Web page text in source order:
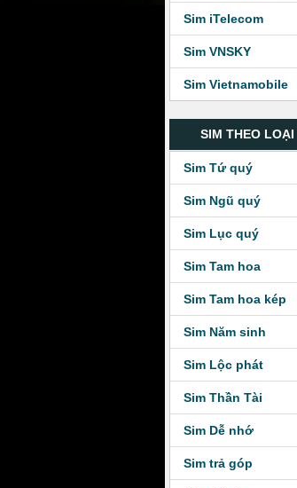
Sim iTelecom
Sim VNSKY
Sim Vietnamobile
SIM THEO LOẠI
Sim Tứ quý
Sim Ngũ quý
Sim Lục quý
Sim Tam hoa
Sim Tam hoa kép
Sim Năm sinh
Sim Lộc phát
Sim Thần Tài
Sim Dễ nhớ
Sim trả góp